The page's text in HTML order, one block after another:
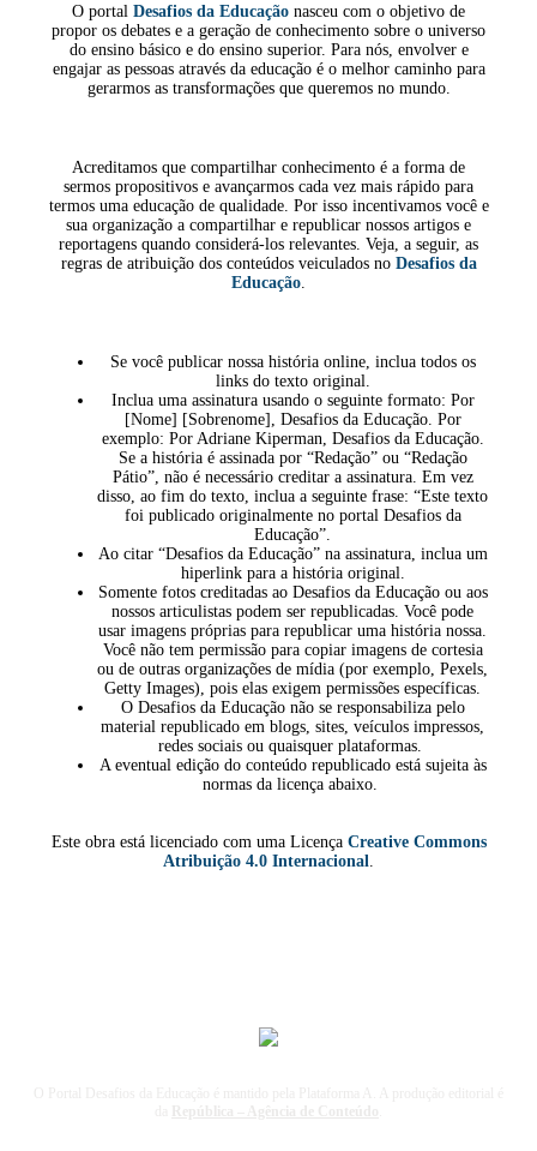
O portal Desafios da Educação nasceu com o objetivo de
propor os debates e a geração de conhecimento sobre o universo
do ensino básico e do ensino superior. Para nós, envolver e
engajar as pessoas através da educação é o melhor caminho para
gerarmos as transformações que queremos no mundo.
Acreditamos que compartilhar conhecimento é a forma de
sermos propositivos e avançarmos cada vez mais rápido para
termos uma educação de qualidade. Por isso incentivamos você e
sua organização a compartilhar e republicar nossos artigos e
reportagens quando considerá-los relevantes. Veja, a seguir, as
regras de atribuição dos conteúdos veiculados no Desafios da
Educação
Se você publicar nossa história online, inclua todos os
links do texto original.
Inclua uma assinatura usando o seguinte formato: Por
[Nome] [Sobrenome], Desafios da Educação. Por
exemplo: Por Adriane Kiperman, Desafios da Educação.
Se a história é assinada por “Redação” ou “Redação
Pátio”, não é necessário creditar a assinatura. Em vez
disso, ao fim do texto, inclua a seguinte frase: “Este texto
foi publicado originalmente no portal Desafios da
Educação”.
Ao citar “Desafios da Educação” na assinatura, inclua um
hiperlink para a história original.
Somente fotos creditadas ao Desafios da Educação ou aos
nossos articulistas podem ser republicadas. Você pode
usar imagens próprias para republicar uma história nossa.
Você não tem permissão para copiar imagens de cortesia
ou de outras organizações de mídia (por exemplo, Pexels,
Getty Images), pois elas exigem permissões específicas.
O Desafios da Educação não se responsabiliza pelo
material republicado em blogs, sites, veículos impressos,
redes sociais ou quaisquer plataformas.
A eventual edição do conteúdo republicado está sujeita às
normas da licença abaixo.
Este obra está licenciado com uma Licença Creative Commons
Atribuição 4.0 Internacional